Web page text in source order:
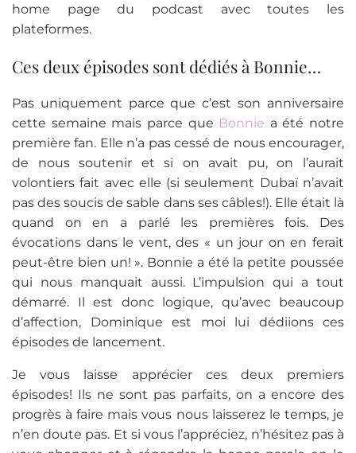
home page du podcast avec toutes les
plateformes.
Ces deux épisodes sont dédiés à Bonnie…
Pas uniquement parce que c’est son anniversaire
cette semaine mais parce que Bonnie a été notre
première fan. Elle n’a pas cessé de nous encourager,
de nous soutenir et si on avait pu, on l’aurait
volontiers fait avec elle (si seulement Dubaï n’avait
pas des soucis de sable dans ses câbles!). Elle était là
quand on en a parlé les premières fois. Des
évocations dans le vent, des « un jour on en ferait
peut-être bien un! ». Bonnie a été la petite poussée
qui nous manquait aussi. L’impulsion qui a tout
démarré. Il est donc logique, qu’avec beaucoup
d’affection, Dominique est moi lui dédiions ces
épisodes de lancement.
Je vous laisse apprécier ces deux premiers
épisodes! Ils ne sont pas parfaits, on a encore des
progrès à faire mais vous nous laisserez le temps, je
n’en doute pas. Et si vous l’appréciez, n’hésitez pas à